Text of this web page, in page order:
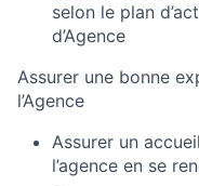
selon le plan
d’Agence
Assurer une bonne
l’Agence
Assurer un
l’agence en se